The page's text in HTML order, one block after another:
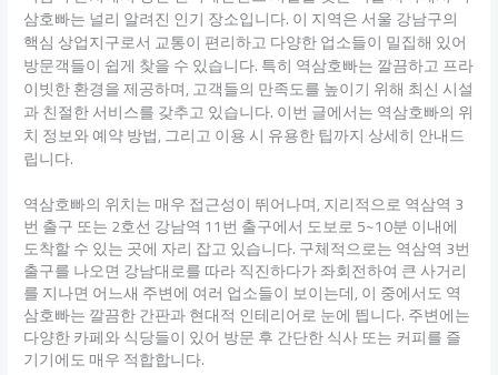
삼호빠는 널리 알려진 인기 장소입니다. 이 지역은 서울 강남구의
핵심 상업지구로서 교통이 편리하고 다양한 업소들이 밀집해 있어
방문객들이 쉽게 찾을 수 있습니다. 특히 역삼호빠는 깔끔하고 프라
이빗한 환경을 제공하며, 고객들의 만족도를 높이기 위해 최신 시설
과 친절한 서비스를 갖추고 있습니다. 이번 글에서는 역삼호빠의 위
치 정보와 예약 방법, 그리고 이용 시 유용한 팁까지 상세히 안내드
립니다.
역삼호빠의 위치는 매우 접근성이 뛰어나며, 지리적으로 역삼역 3
번 출구 또는 2호선 강남역 11번 출구에서 도보로 5~10분 이내에
도착할 수 있는 곳에 자리 잡고 있습니다. 구체적으로는 역삼역 3번
출구를 나오면 강남대로를 따라 직진하다가 좌회전하여 큰 사거리
를 지나면 어느새 주변에 여러 업소들이 보이는데, 이 중에서도 역
삼호빠는 깔끔한 간판과 현대적 인테리어로 눈에 띕니다. 주변에는
다양한 카페와 식당들이 있어 방문 후 간단한 식사 또는 커피를 즐
기기에도 매우 적합합니다.